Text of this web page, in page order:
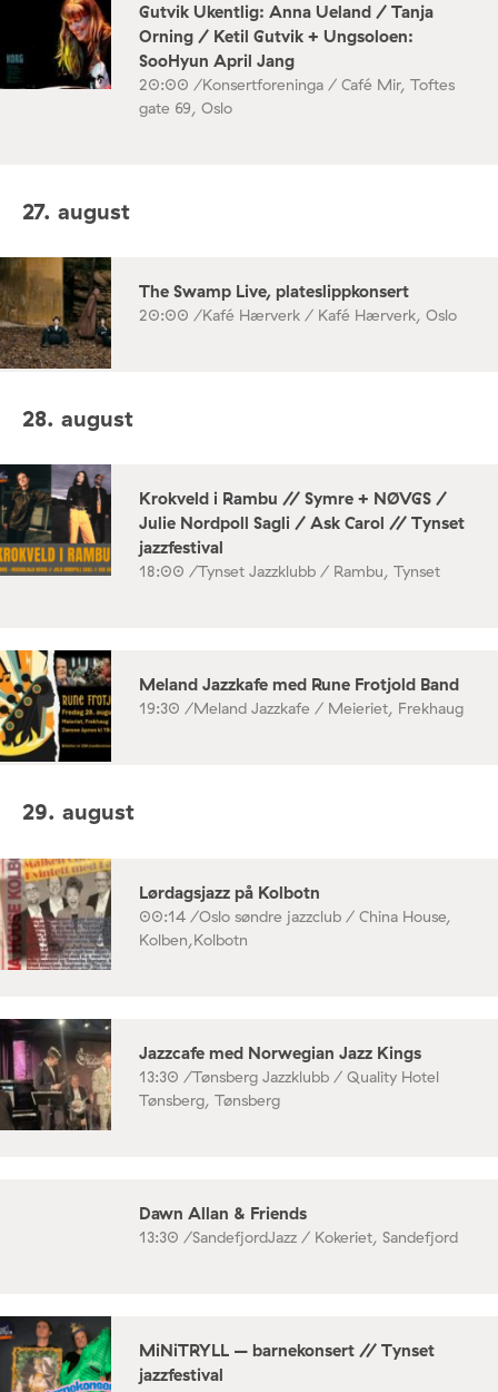
Gutvik Ukentlig: Anna Ueland / Tanja
Orning / Ketil Gutvik + Ungsoloen:
SooHyun April Jang
20:00 /Konsertforeninga / Café Mir, Toftes
gate 69, Oslo
27. august
The Swamp Live, plateslippkonsert
20:00 /Kafé Hærverk / Kafé Hærverk, Oslo
28. august
Krokveld i Rambu // Symre + NØVGS /
Julie Nordpoll Sagli / Ask Carol // Tynset
jazzfestival
18:00 /Tynset Jazzklubb / Rambu, Tynset
Meland Jazzkafe med Rune Frotjold Band
19:30 /Meland Jazzkafe / Meieriet, Frekhaug
29. august
Lørdagsjazz på Kolbotn
00:14 /Oslo søndre jazzclub / China House,
Kolben,Kolbotn
Jazzcafe med Norwegian Jazz Kings
13:30 /Tønsberg Jazzklubb / Quality Hotel
Tønsberg, Tønsberg
Dawn Allan & Friends
13:30 /SandefjordJazz / Kokeriet, Sandefjord
MiNiTRYLL – barnekonsert // Tynset
jazzfestival